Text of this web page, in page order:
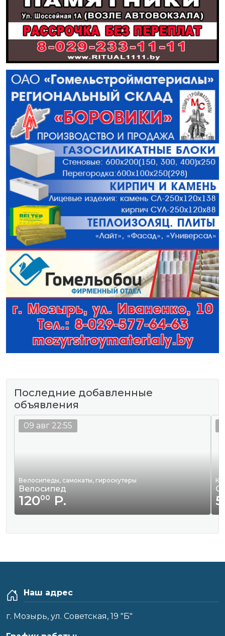
Последние добавленные
объявления
Велосипеды, самокаты, гироскутеры
Велосипед
12000Р.
09 авг 22:55
Наш адрес
г. Мозырь, ул. Советская, 19 "Б"